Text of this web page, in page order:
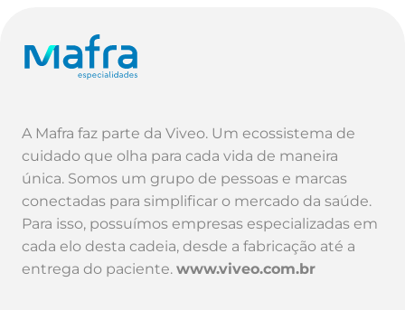
A Mafra faz parte da Viveo. Um ecossistema de
cuidado que olha para cada vida de maneira
única. Somos um grupo de pessoas e marcas
conectadas para simplificar o mercado da saúde.
Para isso, possuímos empresas especializadas em
cada elo desta cadeia, desde a fabricação até a
entrega do paciente.www.viveo.com.br